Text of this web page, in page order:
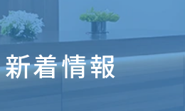
新着情報